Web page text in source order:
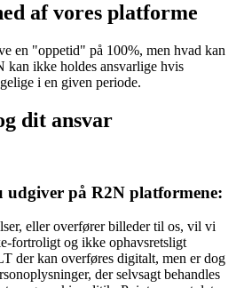
af vores platforme
en "oppetid" på 100%, men hvad kan
kan ikke holdes ansvarlige hvis
i en given periode.
dit ansvar
udgiver på R2N platformene:
eller overfører billeder til os, vil vi
fortroligt og ikke ophavsretsligt
der kan overføres digitalt, men er dog
der selvsagt behandles